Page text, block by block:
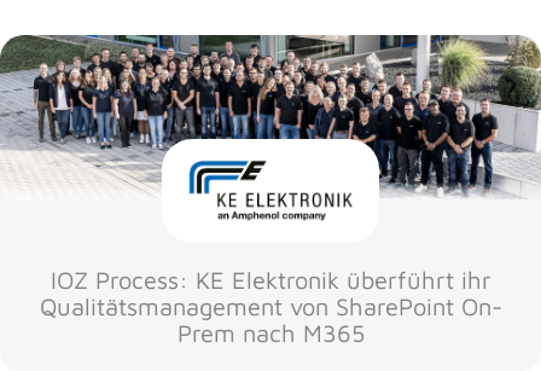
IOZ Process: KE Elektronik überführt ihr
Qualitätsmanagement von SharePoint On-
Prem nach M365